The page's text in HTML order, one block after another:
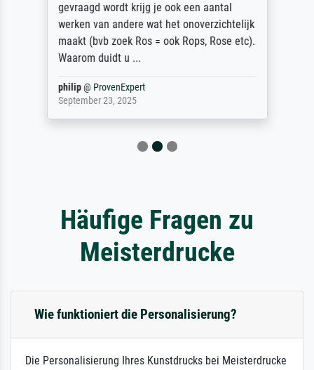
gevraagd wordt krijg je ook een aantal
werken van andere wat het onoverzichtelijk
maakt (bvb zoek Ros = ook Rops, Rose etc).
Waarom duidt u ...
philip@ ProvenExpert
September 23, 2025
Häufige Fragen zu
Meisterdrucke
Wie funktioniert die Personalisierung?
Die Personalisierung Ihres Kunstdrucks bei Meisterdrucke